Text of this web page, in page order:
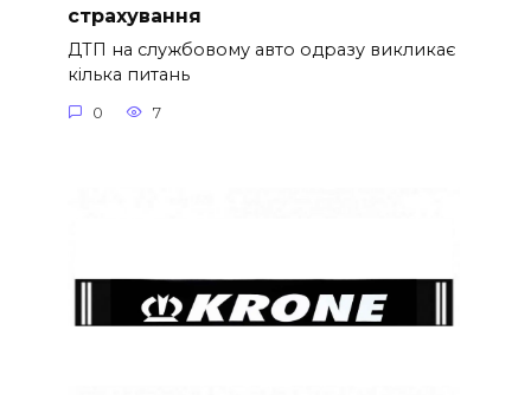
страхування
ДТП на службовому авто одразу викликає
кілька питань
0 7